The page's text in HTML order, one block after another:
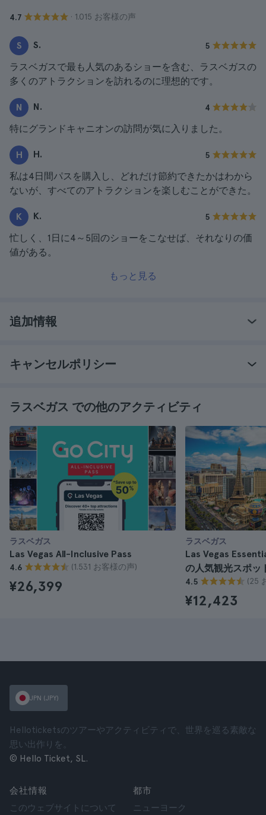
4.7 · 1.015 お客様の声
S S. 5
ラスベガスで最も人気のあるショーを含む、ラスベガスの
多くのアトラクションを訪れるのに理想的です。
N N. 4
特にグランドキャニオンの訪問が気に入りました。
H H. 5
私は4日間パスを購入し、どれだけ節約できたかはわから
ないが、すべてのアトラクションを楽しむことができた。
K K. 5
忙しく、1日に4～5回のショーをこなせば、それなりの価
値がある。
もっと見る
追加情報
キャンセルポリシー
ラスベガス での他のアクティビティ
ラスベガス
Las Vegas All-Inclusive Pass
4.6 (1.531 お客様の声)
¥26,399
ラスベガス
Las Vegas
の人気観光スポッ
4.5 (25
¥12,423
JPN (JPY)
Helloticketsのツアーやアクティビティで、世界を巡る素敵な
思い出作りを。
© Hello Ticket, SL.
会社情報
このウェブサイトについて
都市
ニューヨーク